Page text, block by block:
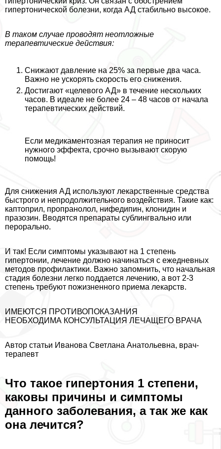
гипертонической болезни, когда АД стабильно высокое.
В таком случае проводят неотложные
терапевтические действия:
Снижают давление на 25% за первые два часа.
Важно не ускорять скорость его снижения.
Достигают «целевого АД» в течение нескольких
часов. В идеале не более 24 – 48 часов от начала
терапевтических действий.
Если медикаментозная терапия не приносит
нужного эффекта, срочно вызывают скорую
помощь!
Для снижения АД используют лекарственные средства
быстрого и непродолжительного воздействия. Такие как:
каптоприл, пропранолол, нифедипин, клонидин и
празозин. Вводятся препараты сублингвально или
перopaльно.
И так! Если симптомы указывают на 1 степень
гипертонии, лечение должно начинаться с ежедневных
методов профилактики. Важно запомнить, что начальная
стадия болезни легко поддается лечению, а вот 2-3
степень требуют пожизненного приема лекарств.
ИМЕЮТСЯ ПРОТИВОПОКАЗАНИЯ
НЕОБХОДИМА КОНСУЛЬТАЦИЯ ЛЕЧАЩЕГО ВРАЧА
Автор статьи Иванова Светлана Анатольевна, врач-
терапевт
Что такое гипертония 1 степени,
каковы причины и симптомы
данного заболевания, а так же как
она лечится?